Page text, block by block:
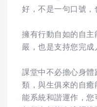
好，不是一句口號，
擁有行動自如的自
嚴，也是支持您完成
課堂中不必擔心身體
類，與生俱來的自
能系統和諧運作，您